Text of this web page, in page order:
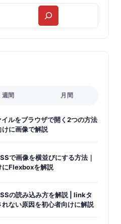
週間 月間
ルをブラウザで開く2つの方法
けに画像で解説
で画像を横並びにする方法｜
にFlexboxを解説
の読み込み方を解説 | linkタ
れない原因を初心者向けに解説